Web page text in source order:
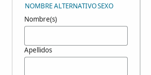
NOMBRE ALTERNATIVOSEXO
Nombre(s)
Apellidos